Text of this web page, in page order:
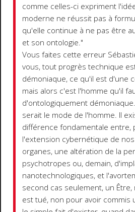
comme celles-ci expriment
moderne ne réussit pas à
qu'elle continue à ne pas être
et son ontologie."
Vous faites cette erreur
vous, tout progrès technique
démoniaque, ce qu'il est d'une
mais alors c'est l'homme qu'il
d'ontologiquement
serait le mode de l'homme. Il
différence fondamentale entre,
l'extension cybernétique de
organes, une altération de la
psychotropes ou, demain,
nanotechnologiques, et
second cas seulement, un
est tué, non pour avoir commis